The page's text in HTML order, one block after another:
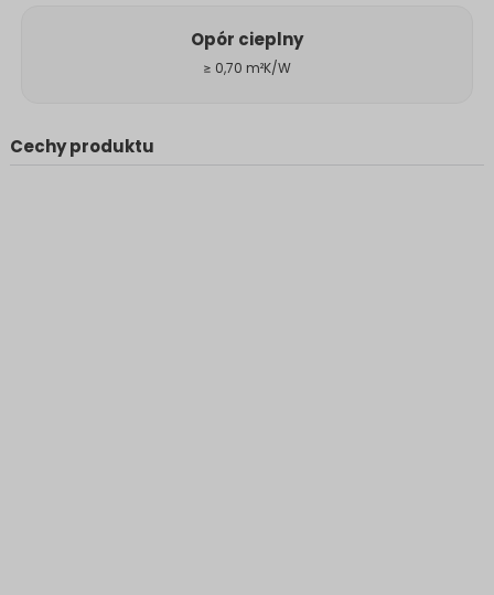
Opór cieplny
≥ 0,70 m²K/W
Cechy produktu